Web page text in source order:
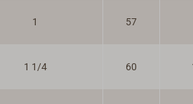
1 57
1 1/4 60